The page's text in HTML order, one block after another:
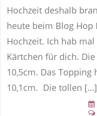
Hochzeit deshalb
heute beim Blog Hop
Hochzeit. Ich hab
Kärtchen für dich.
10,5cm. Das Topping
10,1cm. Die tollen […]